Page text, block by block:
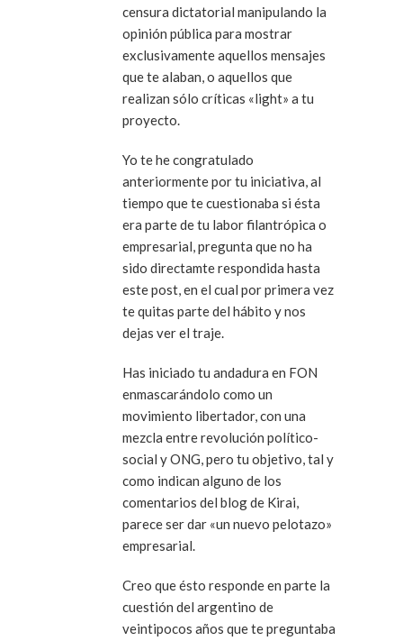
censura dictatorial manipulando la
opinión pública para mostrar
exclusivamente aquellos mensajes
que te alaban, o aquellos que
realizan sólo críticas «light» a tu
proyecto.
Yo te he congratulado
anteriormente por tu iniciativa, al
tiempo que te cuestionaba si ésta
era parte de tu labor filantrópica o
empresarial, pregunta que no ha
sido directamte respondida hasta
este post, en el cual por primera vez
te quitas parte del hábito y nos
dejas ver el traje.
Has iniciado tu andadura en FON
enmascarándolo como un
movimiento libertador, con una
mezcla entre revolución político-
social y ONG, pero tu objetivo, tal y
como indican alguno de los
comentarios del blog de Kirai,
parece ser dar «un nuevo pelotazo»
empresarial.
Creo que ésto responde en parte la
cuestión del argentino de
veintipocos años que te preguntaba